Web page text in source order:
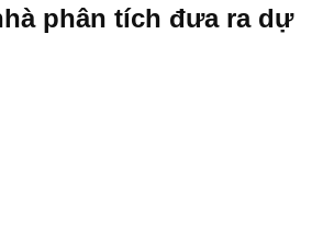
phân tích đưa ra dự